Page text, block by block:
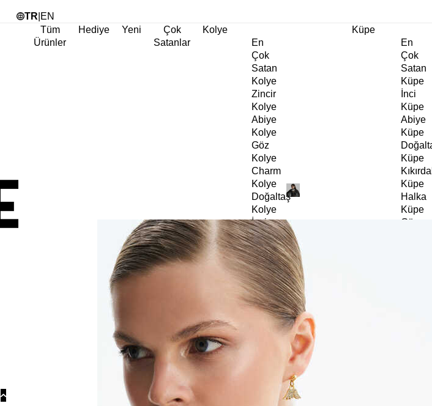
TR EN
Tüm
Ürünler
Hediye Yeni
Çok
Satanlar
Kolye
En
Çok
Satan
Kolye
Zincir
Kolye
Abiye
Kolye
Göz
Kolye
Charm
Kolye
Doğaltaş
Kolye
İnci
Kolye
Choker
Kolye
Kalp
Kolye
Gümüş
Kolye
Küpe
En
Çok
Satan
Küpe
İnci
Küpe
Abiye
Küpe
Küpe
Küpe
Halka
Küpe
Göz